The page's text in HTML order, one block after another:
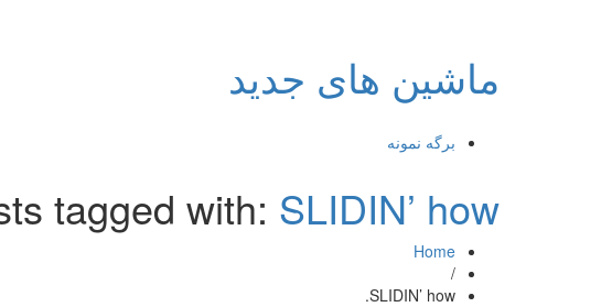
ماشین های جدید
برگه نمونه
tagged with: SLIDIN’ how.
Home
/
SLIDIN’ how.